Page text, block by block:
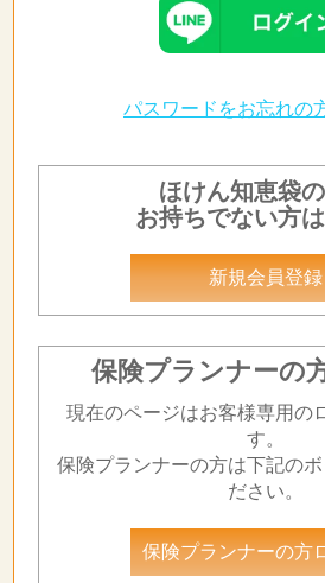
パスワードをお忘れの
ほけん知恵袋
お持ちでない方
新規会員登録
保険プランナーの
現在のページはお客様専用の
す。
保険プランナーの方は下記のボ
ださい。
保険プランナーの方